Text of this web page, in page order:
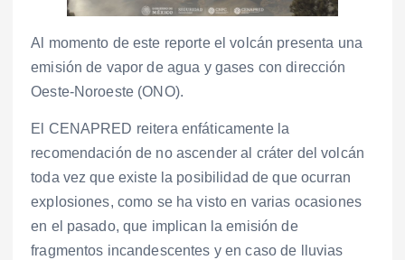
Al momento de este reporte el volcán presenta una
emisión de vapor de agua y gases con dirección
Oeste-Noroeste (ONO).
El CENAPRED reitera enfáticamente la
recomendación de no ascender al cráter del volcán
toda vez que existe la posibilidad de que ocurran
explosiones, como se ha visto en varias ocasiones
en el pasado, que implican la emisión de
fragmentos incandescentes y en caso de lluvias